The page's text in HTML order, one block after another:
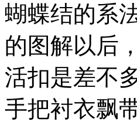
蝴蝶结的系
的图解以后
活扣是差不
手把衬衣飘